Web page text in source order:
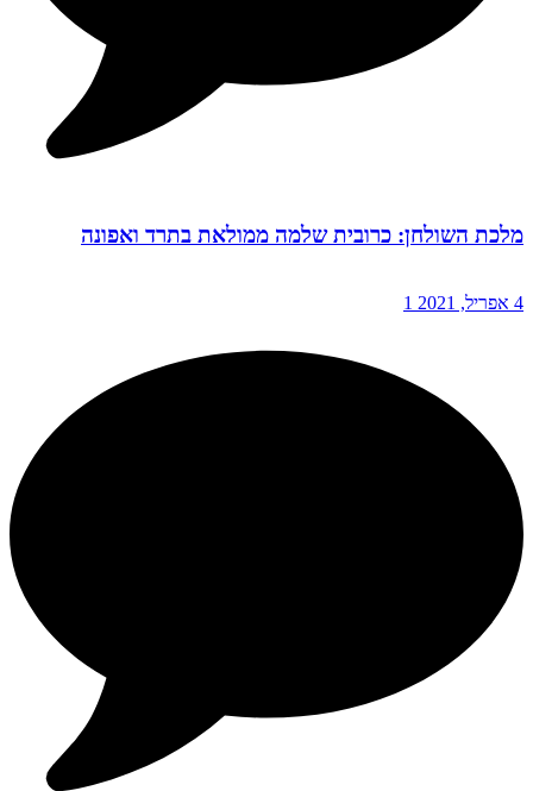
מלכת השולחן: כרובית שלמה ממולאת בתרד ואפונה
4 אפריל, 2021 1